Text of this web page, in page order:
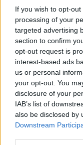
If you wish to opt-
processing of your
targeted advertising
section to confirm
opt-out request is
interest-based ads
us or personal
your opt-out. You
disclosure of your
IAB’s list of
also be disclosed by
Downstream
Úterní válka v
28.9.2000 14:50 |
Se zpožděním vám
demonstranti, mezi
komunisté, pokusili
probíhal zahajovací
(SB)a Mezinárodního
rozdělili na dva velké
mostě a druhý se
Lumírově ulici pak
kostkami, kamením,
se jim v přístupu ke
bitky pokračovaly